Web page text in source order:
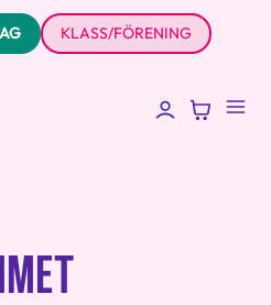
KLASS/FÖRENING